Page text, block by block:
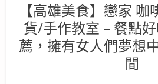
【高雄美食】戀家
貨/手作教室 – 餐點
薦，擁有女人們夢想
間